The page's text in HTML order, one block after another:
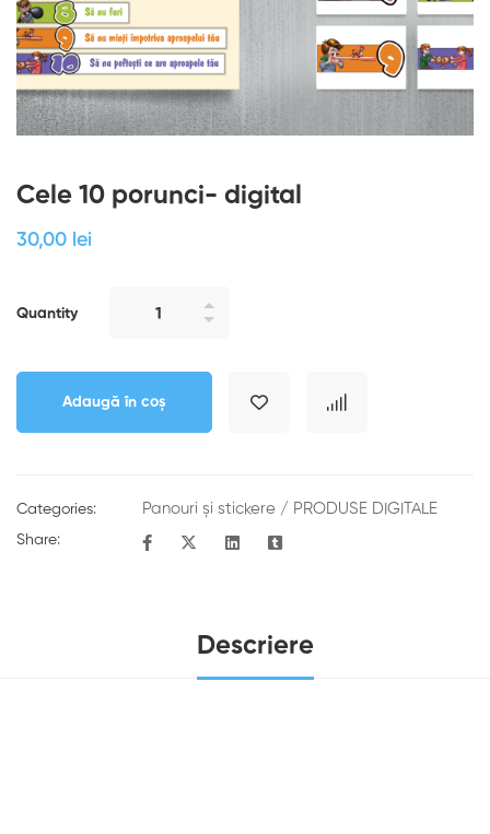
Cele 10 porunci- digital
30,00 lei
Quantity
Adaugă în coș
Categories: Panouri şi stickere / PRODUSE DIGITALE
Share:
Descriere